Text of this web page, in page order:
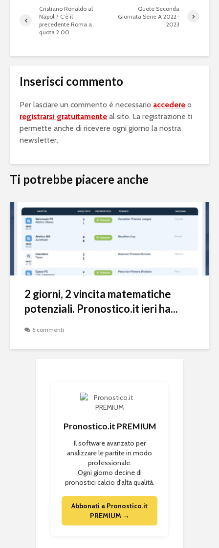
Cristiano Ronaldo al
Napoli? C’è il
precedente Roma a
quota 2.00
Quote Seconda
Giornata Serie A 2022-
2023
Inserisci commento
Per lasciare un commento è necessario accedere o
registrarsi gratuitamente al sito. La registrazione ti
permette anche di ricevere ogni giorno la nostra
newsletter.
Ti potrebbe piacere anche
2 giorni, 2 vincita matematiche
potenziali. Pronostico.it ieri ha...
6 commenti
Pronostico.it PREMIUM
Il software avanzato per
analizzare le partite in modo
professionale.
Ogni giorno decine di
pronostici calcio d'alta qualità.
Abbonati a Pronostico.it
PREMIUM →